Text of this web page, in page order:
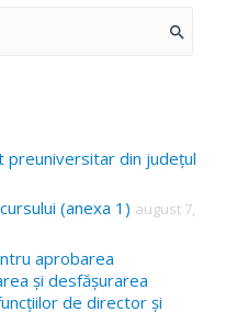
preuniversitar din județul
(anexa 1) august 7,
aprobarea
și desfășurarea
de director și